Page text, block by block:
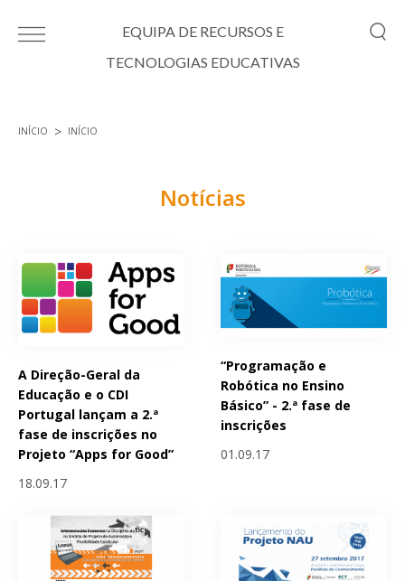
EQUIPA DE RECURSOS E
TECNOLOGIAS EDUCATIVAS
INÍCIO INÍCIO
Notícias
A Direção-Geral da
Educação e o CDI
Portugal lançam a 2.ª
fase de inscrições no
Projeto “Apps for Good”
18.09.17
“Programação e
Robótica no Ensino
Básico” - 2.ª fase de
inscrições
01.09.17
Páginas